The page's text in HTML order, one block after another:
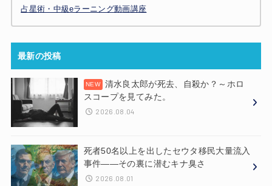
占星術・中級eラーニング動画講座
最新の投稿
清水良太郎が死去、自殺か？～ホロ
スコープを見てみた。
2026.08.04
死者50名以上を出したセウタ移民大量流入
事件——その裏に潜むキナ臭さ
2026.08.01